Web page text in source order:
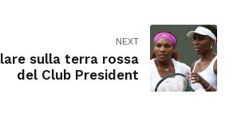
NEXT
sulla terra rossa
del Club President